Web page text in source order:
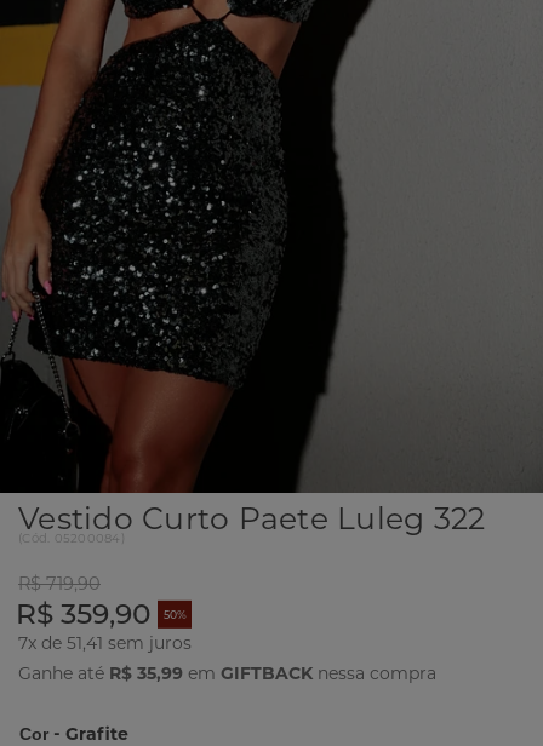
Vestido Curto Paete Luleg 322
(Cód. 05200084
R$ 719,90
R$ 359,90 50%
7x de 51,41
Ganhe até R$ 35,99 em GIFTBACK nessa compra
Cor - Grafite